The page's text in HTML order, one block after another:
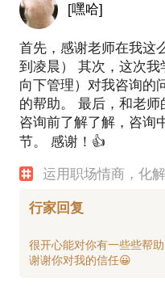
[嘿哈]
首先，感谢老师在我这
到凌晨） 其次，这次我
向下管理）对我咨询的
的帮助。 最后，和老
咨询前了解了解，咨询
节。 感谢！👍
运用职场情商，化
行家回复
很开心能对你有一些些帮